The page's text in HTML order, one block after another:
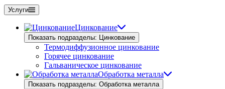
Услуги
Цинкование
Показать подразделы: Цинкование
Термодиффузионное цинкование
Горячее цинкование
Гальваническое цинкование
Обработка металла
Показать подразделы: Обработка металла